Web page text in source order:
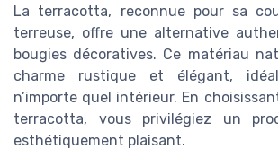
La terracotta, reconnue pour sa
terreuse, offre une alternative
bougies décoratives. Ce matériau
charme rustique et élégant,
n’importe quel intérieur. En
terracotta, vous privilégiez un
esthétiquement plaisant.